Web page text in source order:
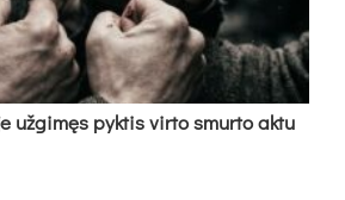
už­gi­męs pyk­tis vir­to smur­to ak­tu